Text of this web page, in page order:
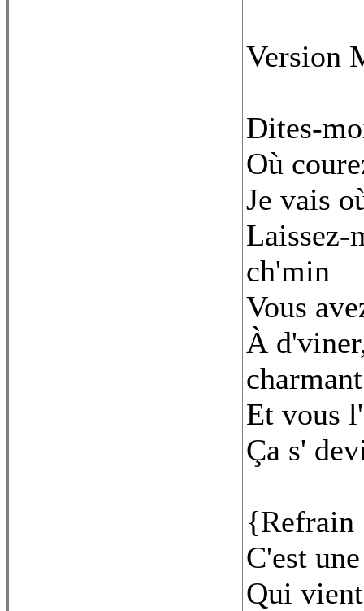
Version
Dites-
Où
Je vais
Laissez-
ch'min
Vous
À
charmant
Et vous
Ça s'
C'est
Qui